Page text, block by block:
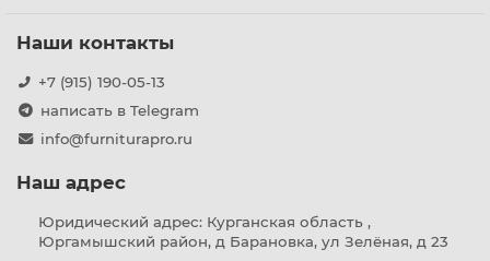
Наши контакты
+7 (915) 190-05-13
написать в Telegram
info@furniturapro.ru
Наш адрес
Юридический адрес: Курганская область ,
Юргамышский район, д Барановка, ул Зелёная, д 23